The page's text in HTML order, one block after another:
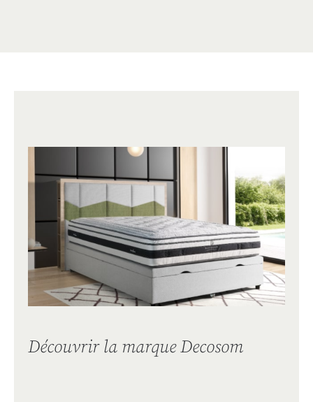
Découvrir la marque Decosom